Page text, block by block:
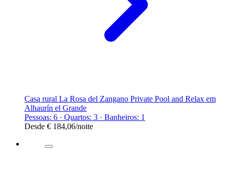
Casa rural La Rosa del Zangano Private Pool and Relax em
Alhaurín el Grande
Pessoas: 6 · Quartos: 3 · Banheiros: 1
Desde € 184,06/noite